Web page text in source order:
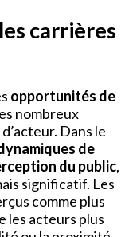
carrières
opportunités de
nombreux
Dans le
de
du public,
significatif. Les
comme plus
les acteurs plus